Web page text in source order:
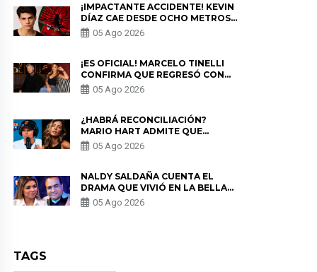
¡IMPACTANTE ACCIDENTE! KEVIN
DÍAZ CAE DESDE OCHO METROS
EN “ESTO ES GUERRA” Y GENERA
PREOCUPACIÓN
05 Ago 2026
¡ES OFICIAL! MARCELO TINELLI
CONFIRMA QUE REGRESÓ CON
MILETT FIGUEROA: “EL AMOR
PUDO MÁS”
05 Ago 2026
¿HABRÁ RECONCILIACIÓN?
MARIO HART ADMITE QUE
PODRÍA VOLVER CON KORINA
RIVADENEIRA: “NO LE CERRARÍA
05 Ago 2026
NALDY SALDAÑA CUENTA EL
DRAMA QUE VIVIÓ EN LA BELLA
LUZ TRAS DENUNCIA AL
DIRECTOR MUSICAL: “NO ME
05 Ago 2026
TAGS